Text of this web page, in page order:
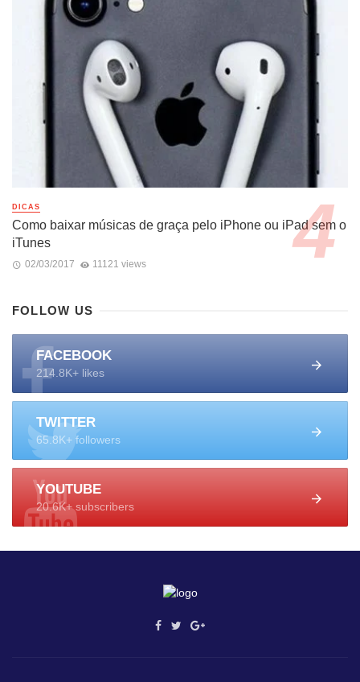
DICAS
Como baixar músicas de graça pelo iPhone ou iPad sem o
iTunes
02/03/2017 11121 views
FOLLOW US
FACEBOOK
214.8K+ likes
TWITTER
65.8K+ followers
YOUTUBE
20.6K+ subscribers